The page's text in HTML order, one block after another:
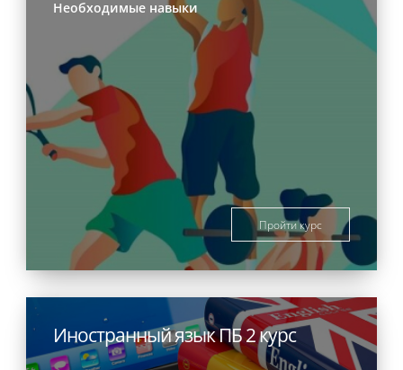
Необходимые навыки
Пройти курс
Иностранный язык ПБ 2 курс